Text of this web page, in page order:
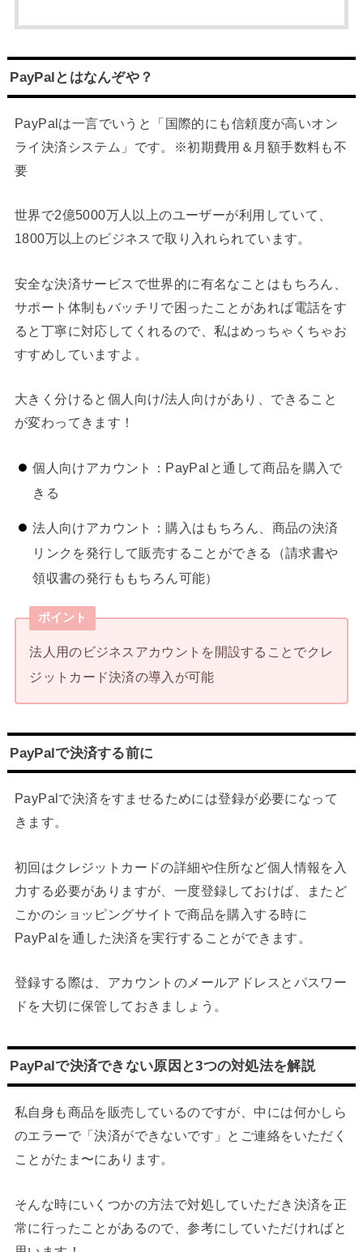
PayPalとはなんぞや？
PayPalは一言でいうと「国際的にも信頼度が高いオン
ライ決済システム」です。※初期費用＆月額手数料も不
要
世界で2億5000万人以上のユーザーが利用していて、
1800万以上のビジネスで取り入れられています。
安全な決済サービスで世界的に有名なことはもちろん、
サポート体制もバッチリで困ったことがあれば電話をす
ると丁寧に対応してくれるので、私はめっちゃくちゃお
すすめしていますよ。
大きく分けると個人向け/法人向けがあり、できること
が変わってきます！
個人向けアカウント：PayPalと通して商品を購入で
きる
法人向けアカウント：購入はもちろん、商品の決済
リンクを発行して販売することができる（請求書や
領収書の発行ももちろん可能）
ポイント
法人用のビジネスアカウントを開設することでクレ
ジットカード決済の導入が可能
PayPalで決済する前に
PayPalで決済をすませるためには登録が必要になって
きます。
初回はクレジットカードの詳細や住所など個人情報を入
力する必要がありますが、一度登録しておけば、またど
こかのショッピングサイトで商品を購入する時に
PayPalを通した決済を実行することができます。
登録する際は、アカウントのメールアドレスとパスワー
ドを大切に保管しておきましょう。
PayPalで決済できない原因と3つの対処法を解説
私自身も商品を販売しているのですが、中には何かしら
のエラーで「決済ができないです」とご連絡をいただく
ことがたま〜にあります。
そんな時にいくつかの方法で対処していただき決済を正
常に行ったことがあるので、参考にしていただければと